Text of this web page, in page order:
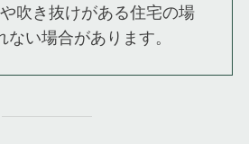
吹き抜けがある住宅の場
い場合があります。